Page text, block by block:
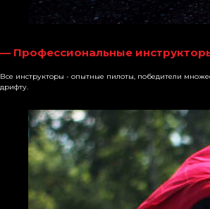
— Профессиональные
Все инструкторы - опытные пилоты, победители
дрифту.